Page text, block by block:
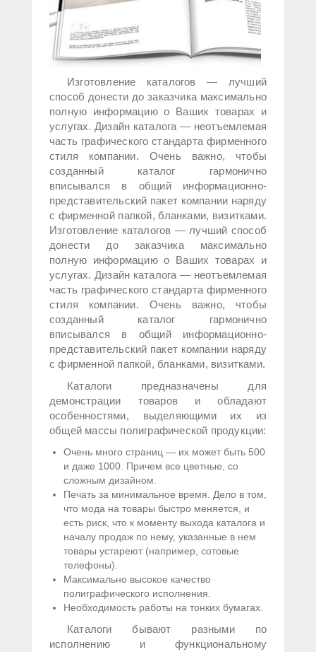
Изготовление каталогов — лучший
способ донести до заказчика максимально
полную информацию о Ваших товарах и
услугах. Дизайн каталога — неотъемлемая
часть графического стандарта фирменного
стиля компании. Очень важно, чтобы
созданный каталог гармонично
вписывался в общий информационно-
представительский пакет компании наряду
с фирменной папкой, бланками, визитками.
Изготовление каталогов — лучший способ
донести до заказчика максимально
полную информацию о Ваших товарах и
услугах. Дизайн каталога — неотъемлемая
часть графического стандарта фирменного
стиля компании. Очень важно, чтобы
созданный каталог гармонично
вписывался в общий информационно-
представительский пакет компании наряду
с фирменной папкой, бланками, визитками.
Каталоги предназначены для
демонстрации товаров и обладают
особенностями, выделяющими их из
общей массы полиграфической продукции:
Очень много страниц — их может быть 500
и даже 1000. Причем все цветные, со
сложным дизайном.
Печать за минимальное время. Дело в том,
что мода на товары быстро меняется, и
есть риск, что к моменту выхода каталога и
началу продаж по нему, указанные в нем
товары устареют (например, сотовые
телефоны).
Максимально высокое качество
полиграфического исполнения.
Необходимость работы на тонких бумагах.
Каталоги бывают разными по
исполнению и функциональному